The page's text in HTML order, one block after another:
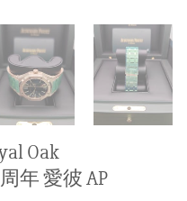
Oak
周年 愛彼 AP